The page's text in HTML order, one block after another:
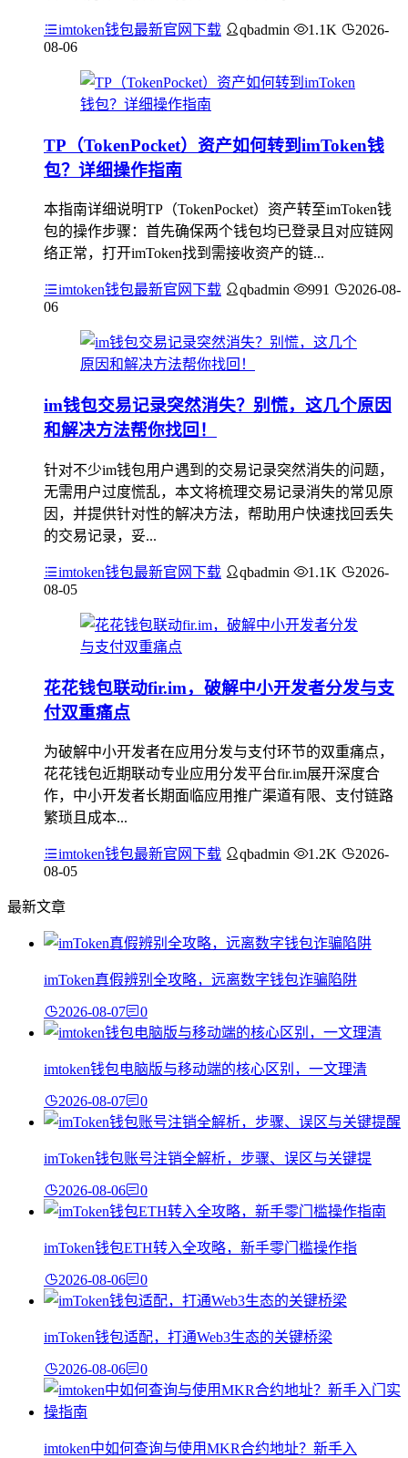
imtoken钱包最新官网下载 qbadmin 1.1K
2026-
08-06
TP（TokenPocket）资产如何转到imToken钱
包？详细操作指南
本指南详细说明TP（TokenPocket）资产转至imToken钱
包的操作步骤：首先确保两个钱包均已登录且对应链网
络正常，打开imToken找到需接收资产的链...
imtoken钱包最新官网下载 qbadmin 991
2026-08-
06
im钱包交易记录突然消失？别慌，这几个原因
和解决方法帮你找回！
针对不少im钱包用户遇到的交易记录突然消失的问题，
无需用户过度慌乱，本文将梳理交易记录消失的常见原
因，并提供针对性的解决方法，帮助用户快速找回丢失
的交易记录，妥...
imtoken钱包最新官网下载 qbadmin 1.1K
2026-
08-05
花花钱包联动fir.im，破解中小开发者分发与支
付双重痛点
为破解中小开发者在应用分发与支付环节的双重痛点，
花花钱包近期联动专业应用分发平台fir.im展开深度合
作，中小开发者长期面临应用推广渠道有限、支付链路
繁琐且成本...
imtoken钱包最新官网下载 qbadmin 1.2K
2026-
08-05
最新文章
imToken真假辨别全攻略，远离数字钱包诈骗陷阱
2026-08-07 0
imtoken钱包电脑版与移动端的核心区别，一文理清
2026-08-07 0
imToken钱包账号注销全解析，步骤、误区与关键提
2026-08-06 0
imToken钱包ETH转入全攻略，新手零门槛操作指
2026-08-06 0
imToken钱包适配，打通Web3生态的关键桥梁
2026-08-06 0
imtoken中如何查询与使用MKR合约地址？新手入